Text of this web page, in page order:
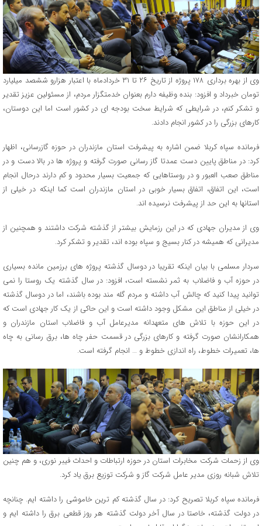
وی از بهره برداری ۱۷۸ پروژه از تاریخ ۲۶ تا ۳۱ خردادماه با اعتبار هزارو ششصد میلیارد
تومان خبرداد و افزود: بنده وظیفه دارم بعنوان خدمتگزار مردم، از مسئولین عزیز تقدیر
و تشکر کنم، در شرایطی که شرایط سخت بودجه ای در کشور است اما این دوستان،
کارهای بزرگی را در کشور انجام دادند.
فرمانده سپاه کربلا ضمن اشاره به پیشرفت استان مازندران در حوزه گازرسانی، اظهار
کرد: در مناطق پایین دست عمدتا گاز رسانی صورت گرفته و پروژه ها در بالا دست و در
مناطق صعب العبور و در روستاهایی که جمعیت بسیار محدود و کم دارند درحال انجام
است، این اتفاق، اتفاق بسیار خوبی در استان مازندران است کما اینکه در خیلی از
استانها به این حد از پیشرفت نرسیده اند.
وی از مدیران جهادی که در این رزمایش بیشتر از گذشته شرکت داشتند و همچنین از
مدیرانی که همیشه در کنار بسیج و سپاه بوده اند، تقدیر و تشکر کرد.
سردار مسلمی با بیان اینکه تقریبا در دوسال گذشته پروژه های برزمین مانده بسیاری
در حوزه آب و فاضلاب به ثمر نشسته است، افزود: در سال گذشته یک روستا را نمی
توانید پیدا کنید که چالش آب داشته و مردم گله مند بوده باشند، اما در دوسال گذشته
در خیلی از مناطق این مشکل وجود داشته است و این حاکی از یک کار جهادی است که
در این حوزه با تلاش هاي متعهدانه مدیرعامل آب و فاضلاب استان مازندران و
همکارانشان صورت گرفته و کارهای بزرگی در قسمت حفر چاه ها، برق رسانی به چاه
ها، تعمیرات خطوط، راه اندازی خطوط و … انجام گرفته است.
وی از زحمات شرکت مخابرات استان در حوزه ارتباطات و احداث فیبر نوری، و هم چنین
تلاش شبانه روزی مدیر عامل شرکت گاز و شرکت توزیع برق یاد کرد.
فرمانده سپاه کربلا تصریح کرد: در سال گذشته کم ترین خاموشی را داشته ایم. چنانچه
در دولت گذشته، خاصتا در سال آخر دولت گذشته هر روز قطعی برق را داشته ایم و